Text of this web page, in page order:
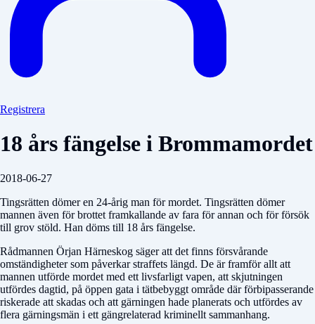
Registrera
18 års fängelse i Brommamordet
2018-06-27
Tingsrätten dömer en 24-årig man för mordet. Tingsrätten dömer
mannen även för brottet framkallande av fara för annan och för försök
till grov stöld. Han döms till 18 års fängelse.
Rådmannen Örjan Härneskog säger att det finns försvårande
omständigheter som påverkar straffets längd. De är framför allt att
mannen utförde mordet med ett livsfarligt vapen, att skjutningen
utfördes dagtid, på öppen gata i tätbebyggt område där förbipasserande
riskerade att skadas och att gärningen hade planerats och utfördes av
flera gärningsmän i ett gängrelaterad kriminellt sammanhang.